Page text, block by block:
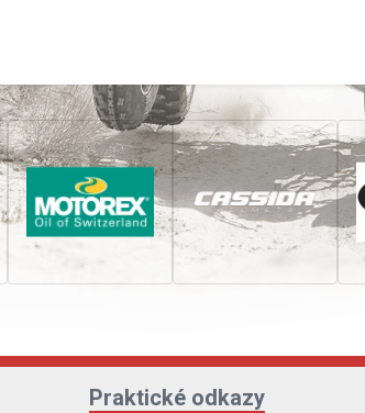
Praktické odkazy